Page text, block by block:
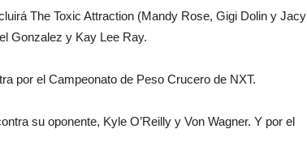
The Toxic Attraction (Mandy Rose, Gigi Dolin y Jacy
Gonzalez y Kay Lee Ray.
por el Campeonato de Peso Crucero de NXT.
su oponente, Kyle O’Reilly y Von Wagner. Y por el